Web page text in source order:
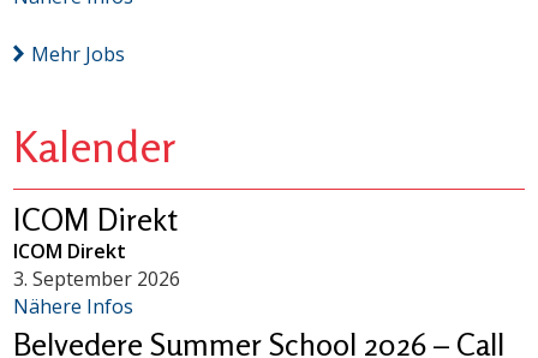
Mehr Jobs
Kalender
ICOM Direkt
ICOM Direkt
3. September 2026
Nähere Infos
Belvedere Summer School 2026 – Call